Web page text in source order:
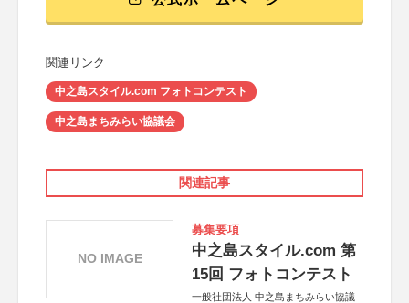
関連リンク
中之島スタイル.com フォトコンテスト
中之島まちみらい協議会
関連記事
募集要項
中之島スタイル.com 第
15回 フォトコンテスト
一般社団法人 中之島まちみらい協議
NO IMAGE